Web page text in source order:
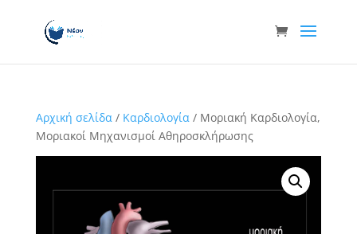
Αρχική σελίδα/ Καρδιολογία/ Μοριακή Καρδιολογία,
Μοριακοί Μηχανισμοί Αθηροσκλήρωσης